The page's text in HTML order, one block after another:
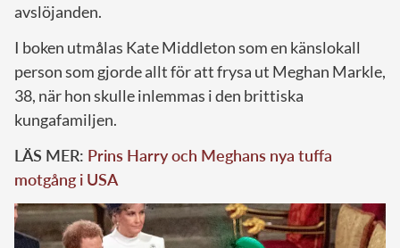
avslöjanden.
I boken utmålas Kate Middleton som en känslokall
person som gjorde allt för att frysa ut Meghan Markle,
38, när hon skulle inlemmas i den brittiska
kungafamiljen.
LÄS MER: Prins Harry och Meghans nya tuffa
motgång i USA